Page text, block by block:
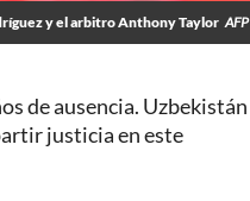
y el arbitro Anthony Taylor AFP
de ausencia. Uzbekistán
justicia en este